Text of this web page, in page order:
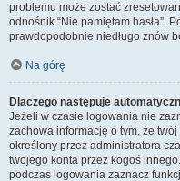
problemu może zostać
odnośnik “Nie pamiętam hasła”.
prawdopodobnie niedługo znów
Na górę
Dlaczego następuje
Jeżeli w czasie logowania nie
zachowa informację o tym, że
określony przez administratora
twojego konta przez kogoś
podczas logowania zaznacz